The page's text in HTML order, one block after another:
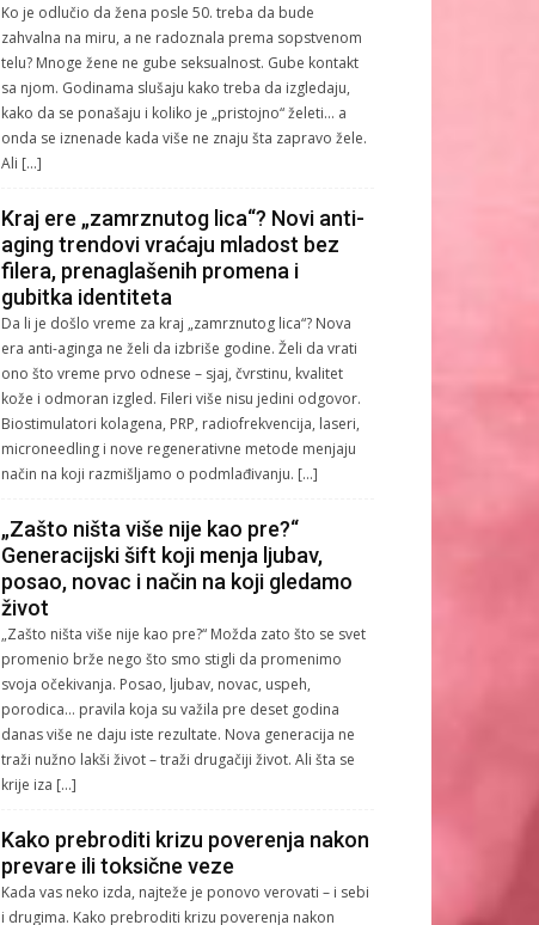
Ko je odlučio da žena posle 50. treba da bude
zahvalna na miru, a ne radoznala prema sopstvenom
telu? Mnoge žene ne gube seksualnost. Gube kontakt
sa njom. Godinama slušaju kako treba da izgledaju,
kako da se ponašaju i koliko je „pristojno“ želeti… a
onda se iznenade kada više ne znaju šta zapravo žele.
Ali […]
Kraj ere „zamrznutog lica“? Novi anti-
aging trendovi vraćaju mladost bez
filera, prenaglašenih promena i
gubitka identiteta
Da li je došlo vreme za kraj „zamrznutog lica“? Nova
era anti-aginga ne želi da izbriše godine. Želi da vrati
ono što vreme prvo odnese – sjaj, čvrstinu, kvalitet
kože i odmoran izgled. Fileri više nisu jedini odgovor.
Biostimulatori kolagena, PRP, radiofrekvencija, laseri,
microneedling i nove regenerativne metode menjaju
način na koji razmišljamo o podmlađivanju. […]
„Zašto ništa više nije kao pre?“
Generacijski šift koji menja ljubav,
posao, novac i način na koji gledamo
život
„Zašto ništa više nije kao pre?“ Možda zato što se svet
promenio brže nego što smo stigli da promenimo
svoja očekivanja. Posao, ljubav, novac, uspeh,
porodica… pravila koja su važila pre deset godina
danas više ne daju iste rezultate. Nova generacija ne
traži nužno lakši život – traži drugačiji život. Ali šta se
krije iza […]
Kako prebroditi krizu poverenja nakon
prevare ili toksične veze
Kada vas neko izda, najteže je ponovo verovati – i sebi
i drugima. Kako prebroditi krizu poverenja nakon